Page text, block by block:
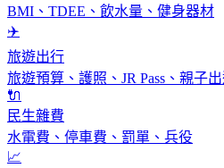
BMI、TDEE、飲水量、健身器材
✈️
旅遊出行
旅遊預算、護照、JR Pass、親子
🔌
民生雜費
水電費、停車費、罰單、兵役
📈